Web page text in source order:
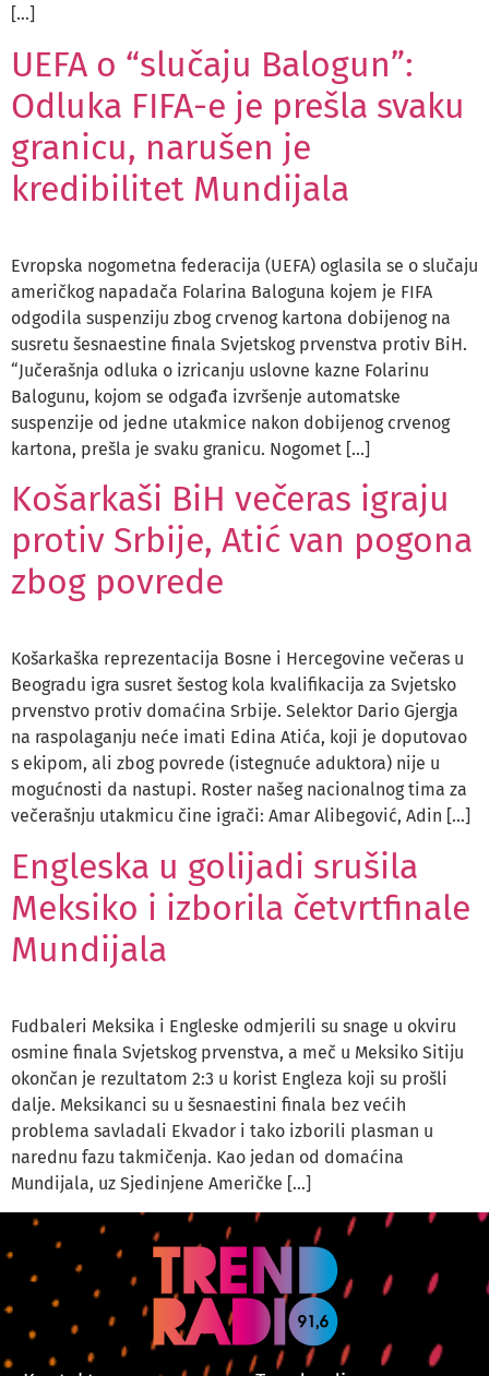
[…]
UEFA o “slučaju Balogun”:
Odluka FIFA-e je prešla svaku
granicu, narušen je
kredibilitet Mundijala
Evropska nogometna federacija (UEFA) oglasila se o slučaju
američkog napadača Folarina Baloguna kojem je FIFA
odgodila suspenziju zbog crvenog kartona dobijenog na
susretu šesnaestine finala Svjetskog prvenstva protiv BiH.
“Jučerašnja odluka o izricanju uslovne kazne Folarinu
Balogunu, kojom se odgađa izvršenje automatske
suspenzije od jedne utakmice nakon dobijenog crvenog
kartona, prešla je svaku granicu. Nogomet […]
Košarkaši BiH večeras igraju
protiv Srbije, Atić van pogona
zbog povrede
Košarkaška reprezentacija Bosne i Hercegovine večeras u
Beogradu igra susret šestog kola kvalifikacija za Svjetsko
prvenstvo protiv domaćina Srbije. Selektor Dario Gjergja
na raspolaganju neće imati Edina Atića, koji je doputovao
s ekipom, ali zbog povrede (istegnuće aduktora) nije u
mogućnosti da nastupi. Roster našeg nacionalnog tima za
večerašnju utakmicu čine igrači: Amar Alibegović, Adin […]
Engleska u golijadi srušila
Meksiko i izborila četvrtfinale
Mundijala
Fudbaleri Meksika i Engleske odmjerili su snage u okviru
osmine finala Svjetskog prvenstva, a meč u Meksiko Sitiju
okončan je rezultatom 2:3 u korist Engleza koji su prošli
dalje. Meksikanci su u šesnaestini finala bez većih
problema savladali Ekvador i tako izborili plasman u
narednu fazu takmičenja. Kao jedan od domaćina
Mundijala, uz Sjedinjene Američke […]